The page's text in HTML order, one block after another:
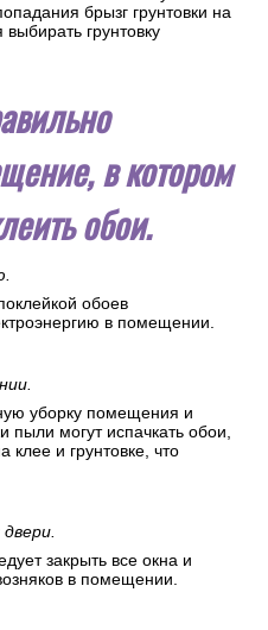
брызг грунтовки на
грунтовку
в котором
обои.
обоев
в помещении.
уборку помещения и
пыли могут испачкать обои,
клее и грунтовке, что
закрыть все окна и
в помещении.